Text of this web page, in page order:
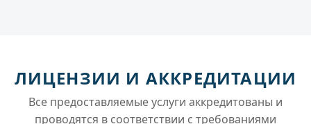
ЛИЦЕНЗИИ И АККРЕДИТАЦИИ
Все предоставляемые услуги аккредитованы и
проводятся в соответствии с требованиями